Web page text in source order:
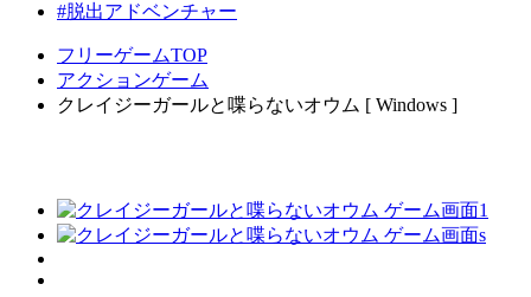
#脱出アドベンチャー
フリーゲームTOP
アクションゲーム
クレイジーガールと喋らないオウム [ Windows ]